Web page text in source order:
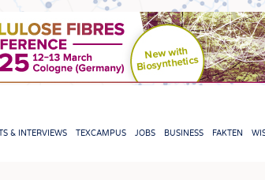
& INTERVIEWS TEXCAMPUS JOBS BUSINESS FAKTEN